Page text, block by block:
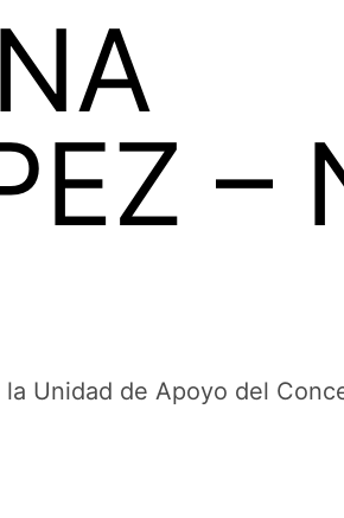
–
Unidad de Apoyo del